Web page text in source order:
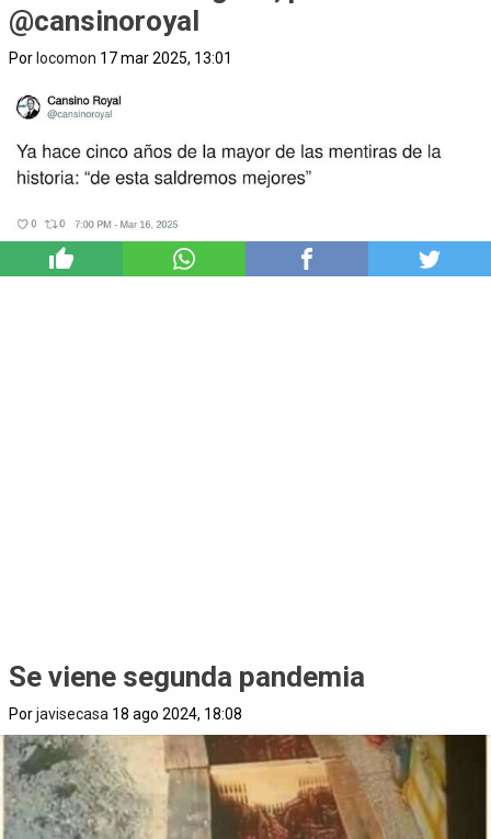
@cansinoroyal
Por locomon 17 mar 2025, 13:01
Se viene segunda pandemia
Porjavisecasa 18 ago 2024, 18:08